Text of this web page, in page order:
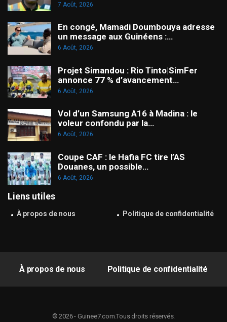
7 Août, 2026
En congé, Mamadi Doumbouya adresse
un message aux Guinéens :…
6 Août, 2026
Projet Simandou : Rio Tinto|SimFer
annonce 77 % d’avancement…
6 Août, 2026
Vol d’un Samsung A16 à Madina : le
voleur confondu par la…
6 Août, 2026
Coupe CAF : le Hafia FC tire l’AS
Douanes, un possible…
6 Août, 2026
Liens utiles
À propos de nous Politique de confidentialité
À propos de nous Politique de confidentialité
© 2026 - Guinee7.com.Tous droits réservés.